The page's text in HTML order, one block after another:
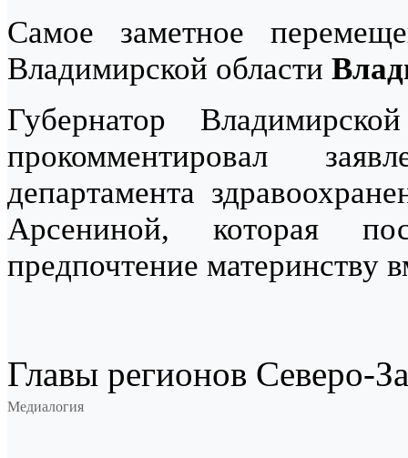
Самое заметное
Владимирской области
Губернатор
прокомментировал
департамента
Арсениной, которая
предпочтение материнству
Главы регионов Северо-
Медиалогия